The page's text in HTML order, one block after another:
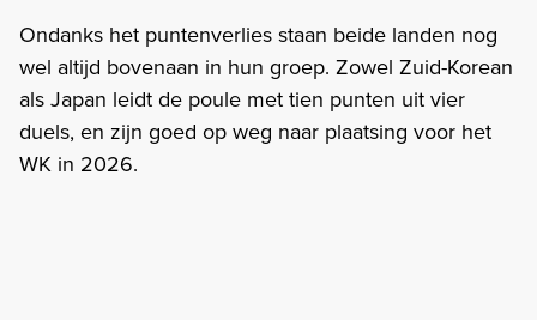
Ondanks het puntenverlies staan beide landen nog
wel altijd bovenaan in hun groep. Zowel Zuid-Korean
als Japan leidt de poule met tien punten uit vier
duels, en zijn goed op weg naar plaatsing voor het
WK in 2026.